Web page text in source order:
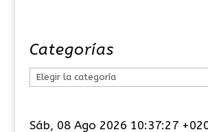
Categorías
Sáb, 08 Ago 2026 10:37:28